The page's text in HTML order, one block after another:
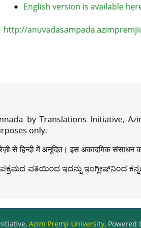
English version is available
http://
by Translations Initiative,
only.
से हिन्दी में अनूदित। इस अकादमिक
ವತಿಯಿಂದ ಇದನ್ನು ಇಂಗ್ಲೀಷ್‍ನಿಂದ
Azim Premji University, Powered